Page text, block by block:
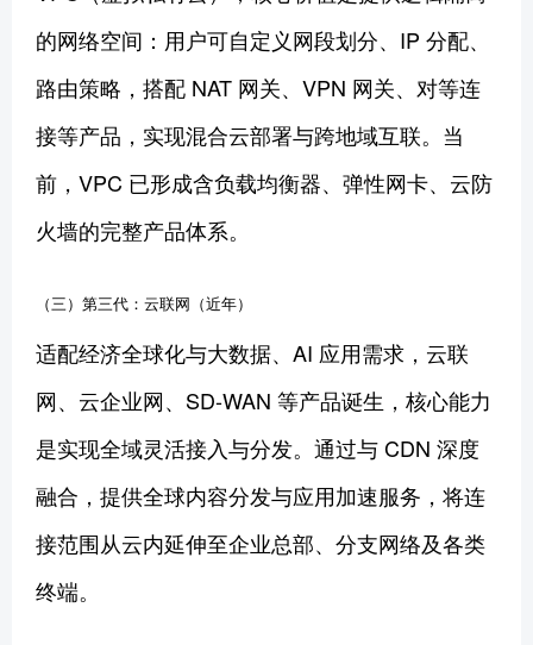
的网络空间：用户可自定义网段划分、IP 分配、
路由策略，搭配 NAT 网关、VPN 网关、对等连
接等产品，实现混合云部署与跨地域互联。当
前，VPC 已形成含负载均衡器、弹性网卡、云防
火墙的完整产品体系。
（三）第三代：云联网（近年）
适配经济全球化与大数据、AI 应用需求，云联
网、云企业网、SD-WAN 等产品诞生，核心能力
是实现全域灵活接入与分发。通过与 CDN 深度
融合，提供全球内容分发与应用加速服务，将连
接范围从云内延伸至企业总部、分支网络及各类
终端。